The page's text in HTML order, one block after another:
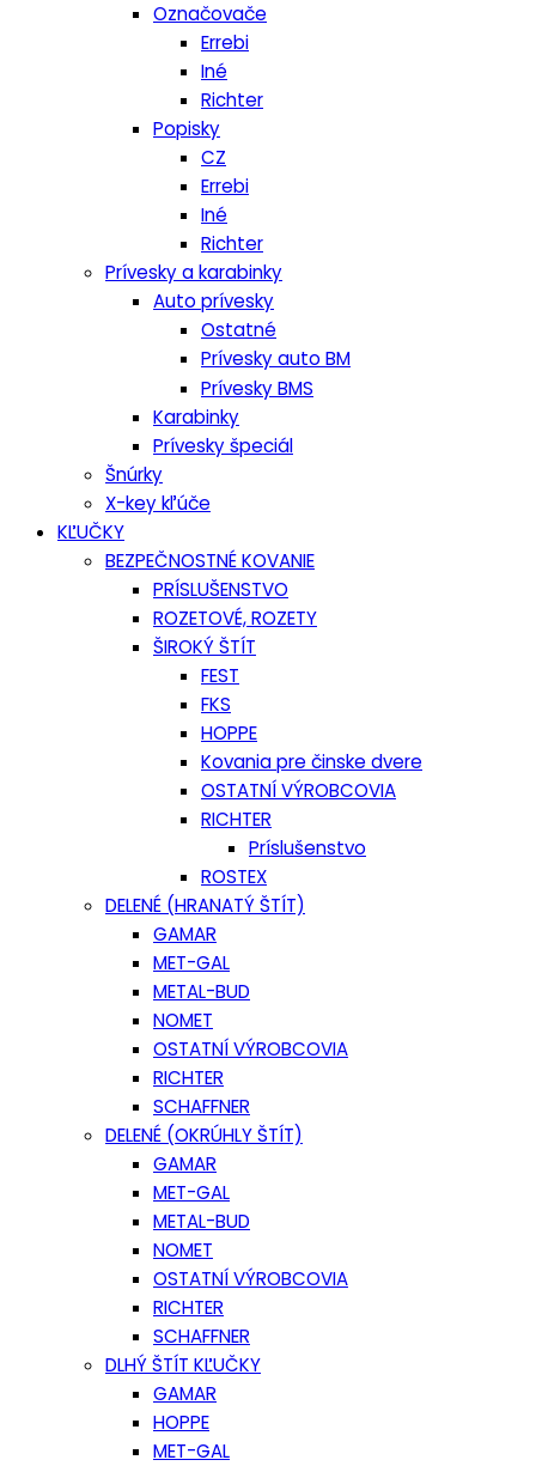
Označovače
Errebi
Iné
Richter
Popisky
CZ
Errebi
Iné
Richter
Prívesky a karabinky
Auto prívesky
Ostatné
Prívesky auto BM
Prívesky BMS
Karabinky
Prívesky špeciál
Šnúrky
X-key kľúče
KĽUČKY
BEZPEČNOSTNÉ KOVANIE
PRÍSLUŠENSTVO
ROZETOVÉ, ROZETY
ŠIROKÝ ŠTÍT
FEST
FKS
HOPPE
Kovania pre činske dvere
OSTATNÍ VÝROBCOVIA
RICHTER
Príslušenstvo
ROSTEX
DELENÉ (HRANATÝ ŠTÍT)
GAMAR
MET-GAL
METAL-BUD
NOMET
OSTATNÍ VÝROBCOVIA
RICHTER
SCHAFFNER
DELENÉ (OKRÚHLY ŠTÍT)
GAMAR
MET-GAL
METAL-BUD
NOMET
OSTATNÍ VÝROBCOVIA
RICHTER
SCHAFFNER
DLHÝ ŠTÍT KĽUČKY
GAMAR
HOPPE
MET-GAL